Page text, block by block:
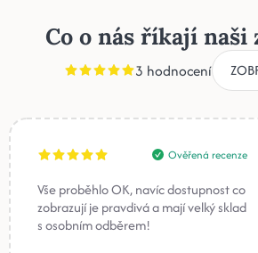
Co o nás říkají naši
3 hodnocení
Ověřená recenze
Vše proběhlo OK, navíc dostupnost co
zobrazují je pravdivá a mají velký sklad
s osobním odběrem!